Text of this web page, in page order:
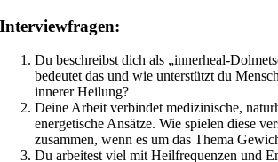
Interviewfragen:
Du beschreibst dich als „innerheal-
bedeutet das und wie unterstützt du
innerer Heilung?
Deine Arbeit verbindet medizinische,
energetische Ansätze. Wie spielen diese
zusammen, wenn es um das Thema
Du arbeitest viel mit Heilfrequenzen und